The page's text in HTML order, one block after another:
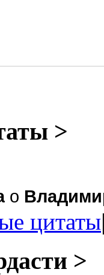
>
о
цитаты
>